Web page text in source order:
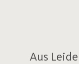
Aus